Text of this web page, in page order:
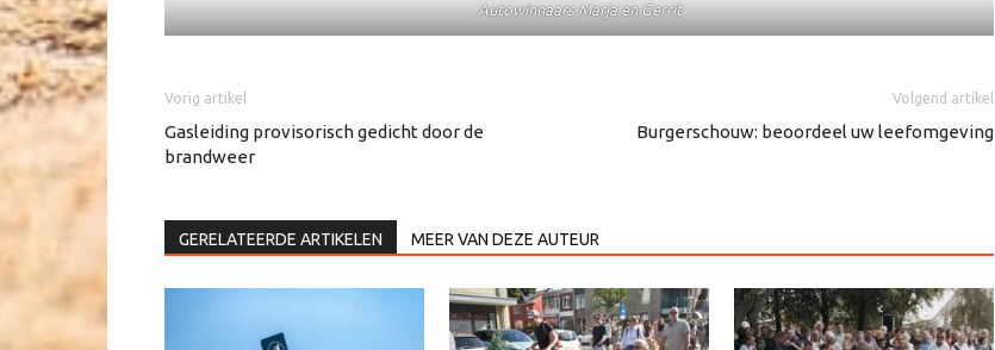
Autowinnaars Marja en Gerrit
Vorig artikel
Gasleiding provisorisch gedicht door de
brandweer
Volgend artikel
Burgerschouw: beoordeel uw leefomgeving
GERELATEERDE ARTIKELEN MEER VAN DEZE AUTEUR